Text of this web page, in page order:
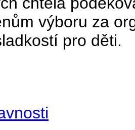
výboru za
pro děti.